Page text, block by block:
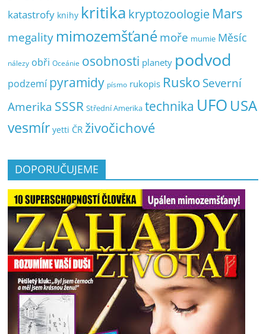
katastrofy knihy kritika kryptozoologie Mars
megality mimozemšťanémoře mumie Měsíc
nálezy obři Oceánie osobnosti planety podvod
podzemí pyramidy písmo rukopis Rusko Severní
Amerika SSSR Střední Amerika technika UFO USA
vesmír yetti ČR živočichové
DOPORUČUJEME